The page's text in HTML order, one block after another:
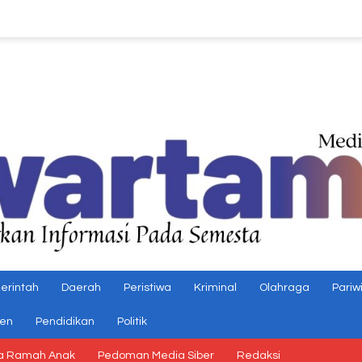
Daerah Peristiwa Kriminal Olahraga
Pendidikan Politik
Ramah Anak Pedoman Media Siber Redaksi